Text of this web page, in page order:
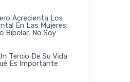
Acrecienta Los
En Las Mujeres:
Bipolar, No Soy
Tercio De Su Vida
Es Importante